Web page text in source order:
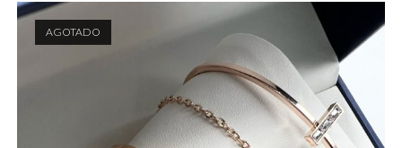
AGOTADO